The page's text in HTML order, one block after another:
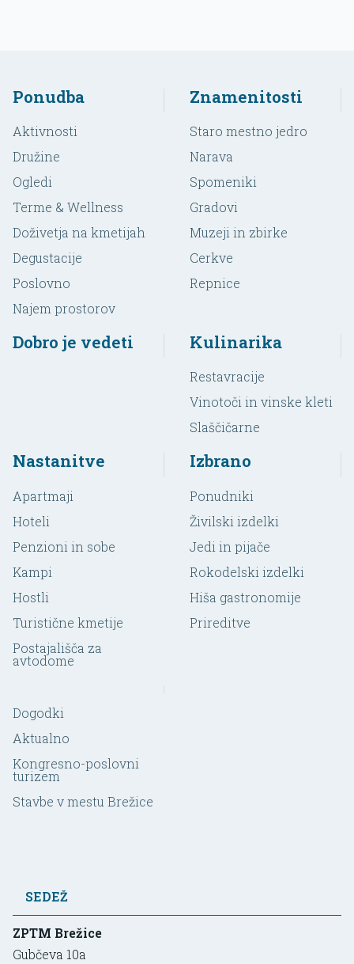
Ponudba
Aktivnosti
Družine
Ogledi
Terme & Wellness
Doživetja na kmetijah
Degustacije
Poslovno
Najem prostorov
Znamenitosti
Staro mestno jedro
Narava
Spomeniki
Gradovi
Muzeji in zbirke
Cerkve
Repnice
Dobro je vedeti Kulinarika
Restavracije
Vinotoči in vinske kleti
Slaščičarne
Nastanitve
Apartmaji
Hoteli
Penzioni in sobe
Kampi
Hostli
Turistične kmetije
Postajališča za
avtodome
Izbrano
Ponudniki
Živilski izdelki
Jedi in pijače
Rokodelski izdelki
Hiša gastronomije
Prireditve
Dogodki
Aktualno
Kongresno-poslovni
turizem
Stavbe v mestu Brežice
SEDEŽ
ZPTM Brežice
Gubčeva 10a